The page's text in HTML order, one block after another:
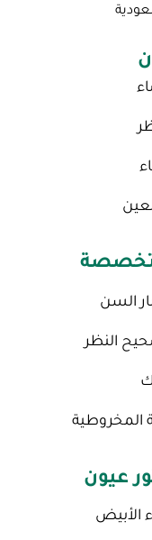
السن
النظر
المخروطية
عيون
الأبيض